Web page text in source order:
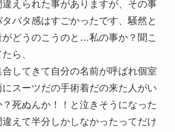
えられた事がありますが、その事
バタ感はすごかったです、騒然と
どうのこうのと…私の事か？聞こ
ら、
してきて自分の名前が呼ばれ個室
スーツだの手術着だの来た人がい
死ぬんか！！と泣きそうになった
えて半分しかしなかったってだけ